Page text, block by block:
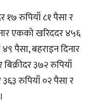
रुपियाँ ८१ पैसा र
एकको खरिददर ४५६
पैसा, बहराइन दिनार
३७२ रुपियाँ
रुपियाँ ०२ पैसा र